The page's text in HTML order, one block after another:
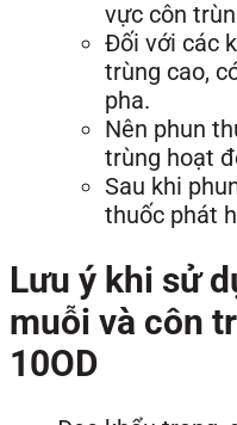
vực côn
Đối với các
trùng cao,
pha.
Nên phun
trùng hoạt
Sau khi
thuốc phát
Lưu ý khi sử
muỗi và côn
10OD